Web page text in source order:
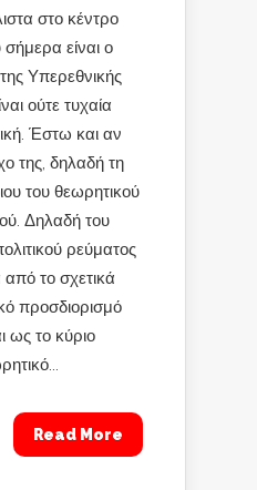
στο κέντρο
είναι ο
Υπερεθνικής
ούτε τυχαία
Έστω και αν
της, δηλαδή τη
του θεωρητικού
Δηλαδή του
ρεύματος
το σχετικά
προσδιορισμό
ως το κύριο
Read More